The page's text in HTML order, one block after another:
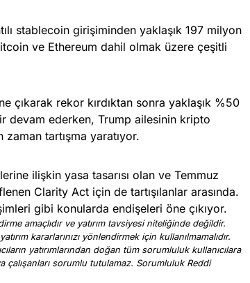
stablecoin girişiminden yaklaşık 197 milyon
ve Ethereum dahil olmak üzere çeşitli
çıkarak rekor kırdıktan sonra yaklaşık %50
devam ederken, Trump ailesinin kripto
tartışma yaratıyor.
ilişkin yasa tasarısı olan ve Temmuz
Clarity Act için de tartışılanlar arasında.
gibi konularda endişeleri öne çıkıyor.
amaçlıdır ve yatırım tavsiyesi niteliğinde değildir.
kararlarınızı yönlendirmek için kullanılmamalıdır.
yatırımlarından doğan tüm sorumluluk kullanıcılara
sorumlu tutulamaz. Sorumluluk Reddi